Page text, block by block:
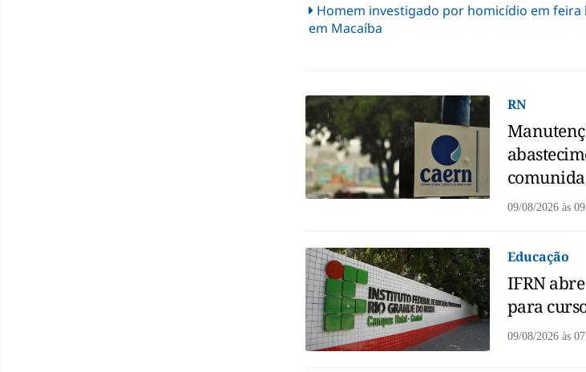
Homem investigado por homicídio em
em Macaíba
RN
09/08/2026 às
Educação
IFRN
para
09/08/2026 às